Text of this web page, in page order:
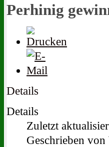
Perhinig
Details
Details
Zuletzt
Geschrieben